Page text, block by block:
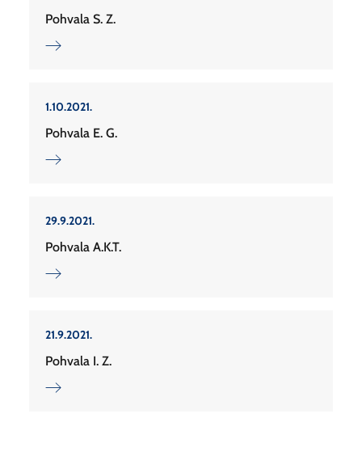
Pohvala S. Z.
1.10.2021.
Pohvala E. G.
29.9.2021.
Pohvala A.K.T.
21.9.2021.
Pohvala I. Z.